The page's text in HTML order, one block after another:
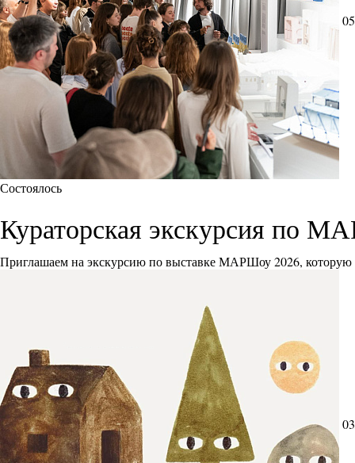
Состоялось
Кураторская экскурсия по
Приглашаем на экскурсию по выставке МАРШоу 2026, которую